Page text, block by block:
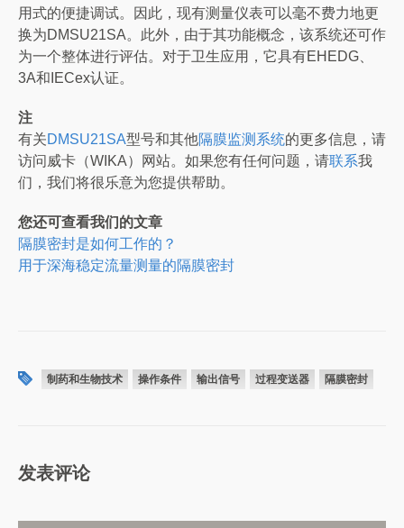
用式的便捷调试。因此，现有测量仪表可以毫不费力地更
换为DMSU21SA。此外，由于其功能概念，该系统还可作
为一个整体进行评估。对于卫生应用，它具有EHEDG、
3A和IECex认证。
注
有关DMSU21SA型号和其他隔膜监测系统的更多信息，请
访问威卡（WIKA）网站。如果您有任何问题，请联系我
们，我们将很乐意为您提供帮助。
您还可查看我们的文章
隔膜密封是如何工作的？
用于深海稳定流量测量的隔膜密封
制药和生物技术 操作条件 输出信号 过程变送器 隔膜密封
发表评论